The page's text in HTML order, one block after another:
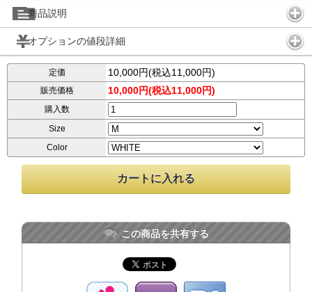
商品説明
オプションの値段詳細
定価 10,000円(税込11,000円)
販売価格 10,000円(税込11,000円)
購入数
Size
Color
この商品を共有する